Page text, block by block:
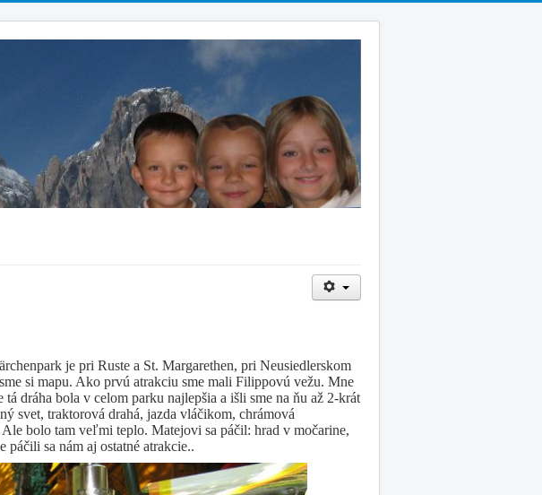
je pri Ruste a St. Margarethen, pri Neusiedlerskom
si mapu. Ako prvú atrakciu sme mali Filippovú vežu. Mne
dráha bola v celom parku najlepšia a išli sme na ňu až 2-krát
svet, traktorová drahá, jazda vláčikom, chrámová
bolo tam veľmi teplo. Matejovi sa páčil: hrad v močarine,
sa nám aj ostatné atrakcie..